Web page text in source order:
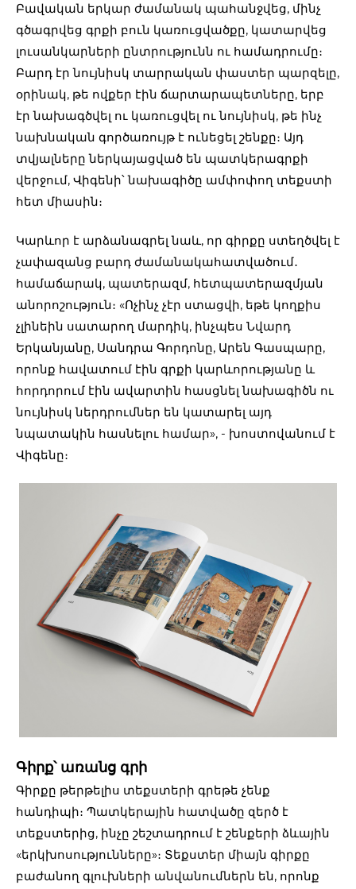
Բավական երկար ժամանակ պահանջվեց, մինչ
գծագրվեց գրքի բուն կառուցվածքը, կատարվեց
լուսանկարների ընտրությունն ու համադրումը։
Բարդ էր նույնիսկ տարրական փաստեր պարզելը,
օրինակ, թե ովքեր էին ճարտարապետները, երբ
էր նախագծվել ու կառուցվել ու նույնիսկ, թե ինչ
նախնական գործառույթ է ունեցել շենքը։ Այդ
տվյալները ներկայացված են պատկերագրքի
վերջում, Վիգենի՝ նախագիծը ամփոփող տեքստի
հետ միասին։
Կարևոր է արձանագրել նաև, որ գիրքը ստեղծվել է
չափազանց բարդ ժամանակահատվածում․
համաճարակ, պատերազմ, հետպատերազմյան
անորոշություն։ «Ոչինչ չէր ստացվի, եթե կողքիս
չլինեին սատարող մարդիկ, ինչպես Նվարդ
Երկանյանը, Սանդրա Գորդոնը, Արեն Գասպարը,
որոնք հավատում էին գրքի կարևորությանը և
հորդորում էին ավարտին հասցնել նախագիծն ու
նույնիսկ ներդրումներ են կատարել այդ
նպատակին հասնելու համար», - խոստովանում է
Վիգենը։
Գիրք՝ առանց գրի
Գիրքը թերթելիս տեքստերի գրեթե չենք
հանդիպի։ Պատկերային հատվածը զերծ է
տեքստերից, ինչը շեշտադրում է շենքերի ձևային
«երկխոսությունները»։ Տեքստեր միայն գիրքը
բաժանող գլուխների անվանումներն են, որոնք